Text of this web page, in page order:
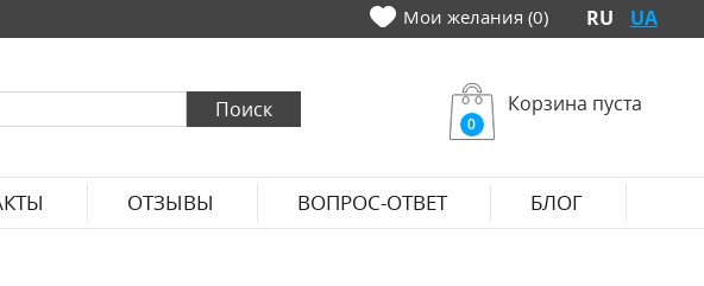
Мои желания (0) RU UA
0
Корзина пуста
ОТЗЫВЫ ВОПРОС-ОТВЕТ БЛОГ